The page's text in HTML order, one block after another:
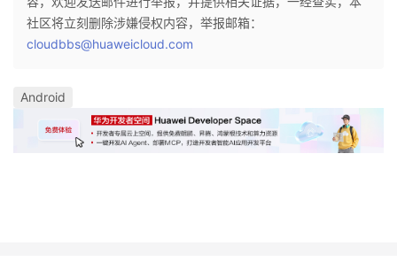
社区将立刻删除涉嫌侵权内容，举报邮箱：
cloudbbs@huaweicloud.com
Android